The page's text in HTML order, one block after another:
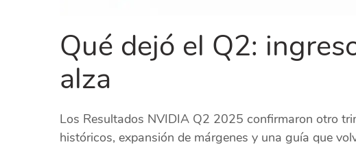
Qué dejó el Q2:
alza
Los Resultados NVIDIA Q2 2025 confirmaron otro
históricos, expansión de márgenes y una guía que